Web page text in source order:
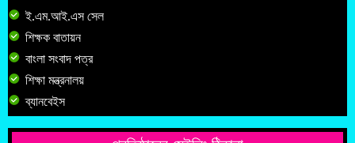
ই.এম.আই.এস সেল
শিক্ষক বাতায়ন
বাংলা সংবাদ পত্র
শিক্ষা মন্ত্রনালয়
ব্যানবেইস